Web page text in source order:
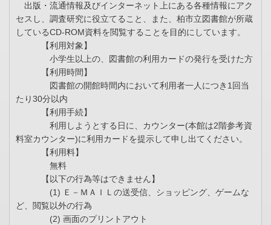
出版・流通情報及びインターネット上にある各種情報にアク
セスし、調査研究に役立てること、また、柏市立図書館が所蔵
しているCD-ROM資料を閲覧することを目的にしています。
【利用対象】
小学生以上の、図書館の利用カードの発行を受けた方
【利用時間】
図書館の開館時間内において利用者一人につき1回当
たり30分以内
【利用手続】
利用しようとする日に、カウンター(本館は2階参考資
料室カウンター)に利用カードを提示して申し出てください。
【利用料】
無料
【以下の行為等はできません】
(1) Ｅ－ＭＡＩＬの送受信、ショッピング、ゲームな
ど、閲覧以外の行為
(2) 画面のプリントアウト